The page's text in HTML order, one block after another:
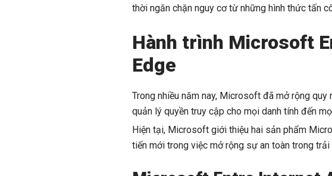
thời ngăn chặn nguy cơ từ những hình thức tấn
Hành trình Microsoft
Edge
Trong nhiều năm nay, Microsoft đã mở rộng
quản lý quyền truy cập cho mọi danh tính đến
Hiện tại, Microsoft giới thiệu hai sản phẩm
tiến mới trong việc mở rộng sự an toàn trong